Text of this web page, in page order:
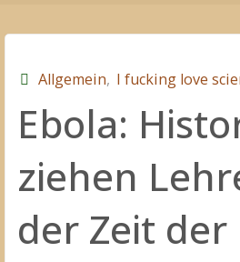
Allgemein, I fucking love
Ebola:
ziehen
der Zeit der